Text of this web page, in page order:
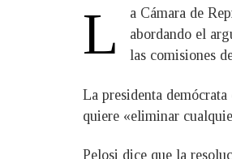
L
a Cámara de
abordando el
las comisiones
La presidenta
quiere «eliminar
Pelosi dice que la